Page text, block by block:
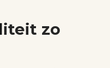
zo